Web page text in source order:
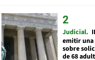
Judicial
emitir
sobre
de 68